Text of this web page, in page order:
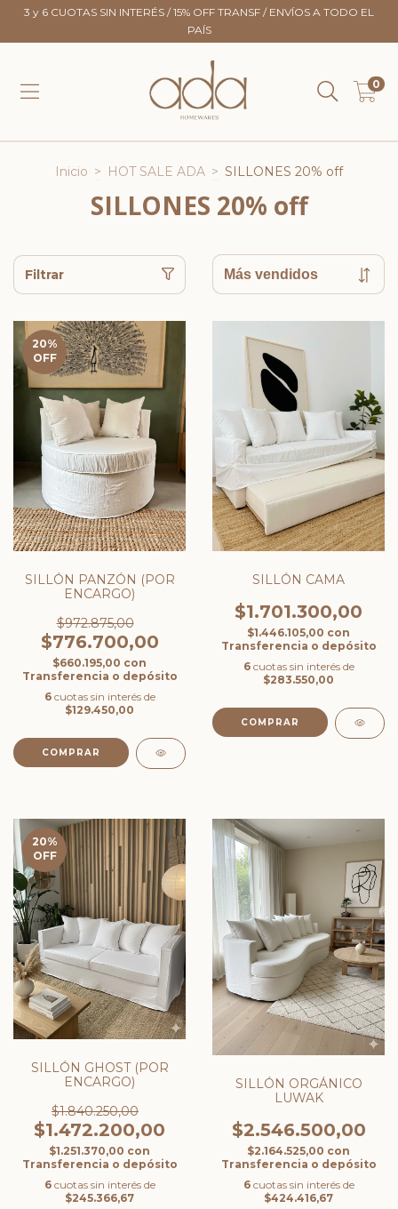
3 y 6 CUOTAS SIN INTERÉS / 15% OFF TRANSF / ENVÍOS A TODO EL
PAÍS
0
Inicio > HOT SALE ADA > SILLONES 20% off
SILLONES 20% off
Filtrar
20%
OFF
SILLÓN PANZÓN (POR
ENCARGO)
$972.875,00
$776.700,00
$660.195,00 con
Transferencia o depósito
6 cuotas sin interés de
$129.450,00
COMPRAR
SILLÓN CAMA
$1.701.300,00
$1.446.105,00 con
Transferencia o depósito
6 cuotas sin interés de
$283.550,00
COMPRAR
20%
OFF
SILLÓN GHOST (POR
ENCARGO)
$1.840.250,00
$1.472.200,00
$1.251.370,00 con
Transferencia o depósito
6 cuotas sin interés de
$245.366,67
SILLÓN ORGÁNICO
LUWAK
$2.546.500,00
$2.164.525,00 con
Transferencia o depósito
6 cuotas sin interés de
$424.416,67